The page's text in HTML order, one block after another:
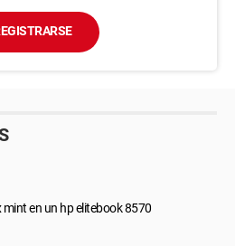
en un hp elitebook 8570